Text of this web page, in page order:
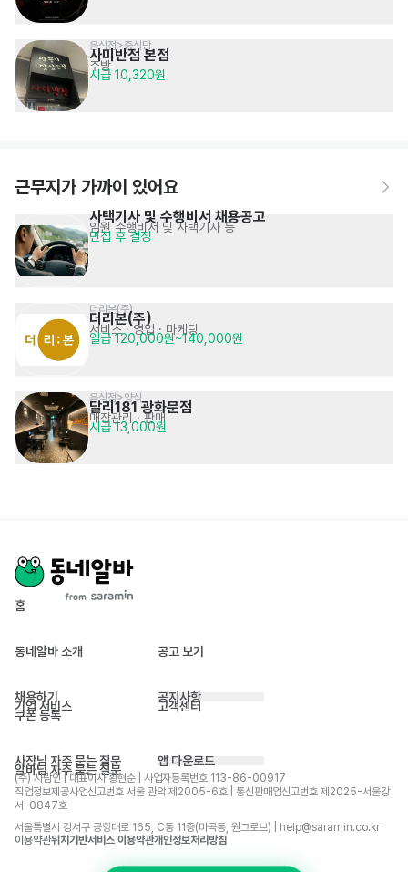
음식점>중식당
사미반점 본점
주방
시급 10,320원
근무지가 가까이 있어요
사택기사 및 수행비서 채용공고
임원 수행비서 및 사택기사 등
면접 후 결정
더리본(주)
더리본(주)
서비스· 영업 · 마케팅
일급 120,000원~140,000원
음식점>양식
달리181 광화문점
매장관리 · 판매
시급 13,000원
홈
동네알바 소개 공고 보기
채용하기
기업 서비스
쿠폰 등록
공지사항
고객센터
사장님 자주 묻는 질문
알바님 자주 묻는 질문
앱 다운로드
(주) 사람인 | 대표이사 황현순 | 사업자등록번호 113-86-00917
직업정보제공사업신고번호 서울 관악 제2005-6호 | 통신판매업신고번호 제2025-서울강
서-0847호
서울특별시 강서구 공항대로 165, C동 11층(마곡동, 원그로브) | help@saramin.co.kr
이용약관위치기반서비스 이용약관개인정보처리방침